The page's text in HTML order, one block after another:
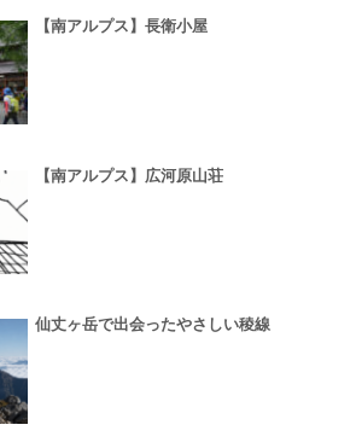
【南アルプス】長衛小屋
【南アルプス】広河原山荘
仙丈ヶ岳で出会ったやさしい稜線